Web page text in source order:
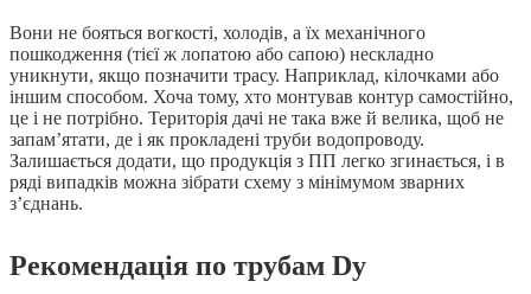
Вони не бояться вогкості, холодів, а їх механічного
пошкодження (тієї ж лопатою або сапою) нескладно
уникнути, якщо позначити трасу. Наприклад, кілочками або
іншим способом. Хоча тому, хто монтував контур самостійно,
це і не потрібно. Територія дачі не така вже й велика, щоб не
запам’ятати, де і як прокладені труби водопроводу.
Залишається додати, що продукція з ПП легко згинається, і в
ряді випадків можна зібрати схему з мінімумом зварних
з’єднань.
Рекомендація по трубам Dу